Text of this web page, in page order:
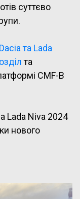
суттєво
та Lada
та
CMF-B
Lada Niva 2024
нового